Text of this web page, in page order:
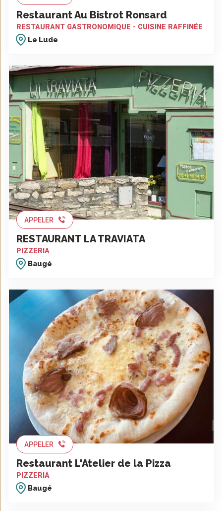
Restaurant Au Bistrot Ronsard
RESTAURANT GASTRONOMIQUE - CUISINE RAFFINÉE
Le Lude
APPELER
RESTAURANT LA TRAVIATA
PIZZERIA
Baugé
APPELER
Restaurant L'Atelier de la Pizza
PIZZERIA
Baugé